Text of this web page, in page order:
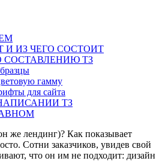
И ИЗ ЧЕГО СОСТОИТ
ТЗ
гамму
для сайта
ТЗ
же лендинг)? Как показывает
Сотни заказчиков, увидев свой
что он им не подходит: дизайн